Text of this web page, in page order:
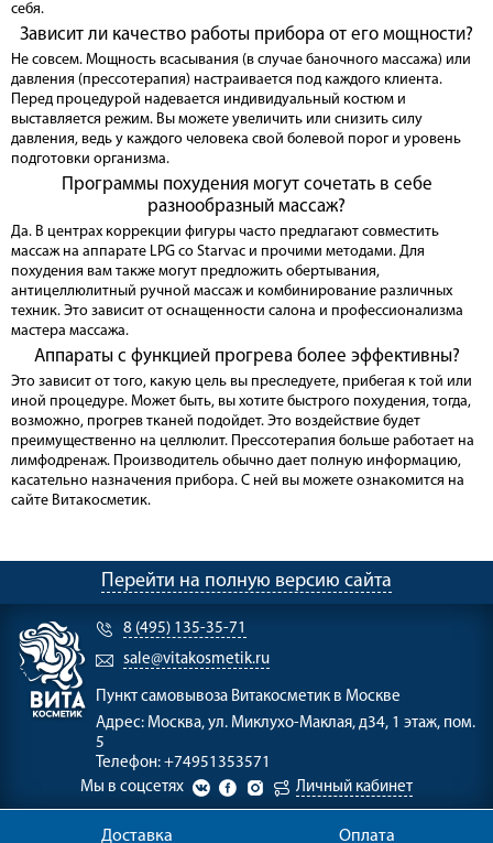
себя.
Зависит ли качество работы прибора от его мощности?
Не совсем. Мощность всасывания (в случае баночного массажа) или
давления (прессотерапия) настраивается под каждого клиента.
Перед процедурой надевается индивидуальный костюм и
выставляется режим. Вы можете увеличить или снизить силу
давления, ведь у каждого человека свой болевой порог и уровень
подготовки организма.
Программы похудения могут сочетать в себе
разнообразный массаж?
Да. В центрах коррекции фигуры часто предлагают совместить
массаж на аппарате LPG со Starvac и прочими методами. Для
похудения вам также могут предложить обертывания,
антицеллюлитный ручной массаж и комбинирование различных
техник. Это зависит от оснащенности салона и профессионализма
мастера массажа.
Аппараты с функцией прогрева более эффективны?
Это зависит от того, какую цель вы преследуете, прибегая к той или
иной процедуре. Может быть, вы хотите быстрого похудения, тогда,
возможно, прогрев тканей подойдет. Это воздействие будет
преимущественно на целлюлит. Прессотерапия больше работает на
лимфодренаж. Производитель обычно дает полную информацию,
касательно назначения прибора. С ней вы можете ознакомится на
сайте Витакосметик.
Перейти на полную версию сайта
8 (495) 135-35-71
sale@vitakosmetik.ru
Пункт самовывоза Витакосметик в Москве
Адрес: Москва, ул. Миклухо-Маклая, д34, 1 этаж, пом.
5
Телефон: +74951353571
Мы в соцсетях
Личный кабинет
Доставка Оплата